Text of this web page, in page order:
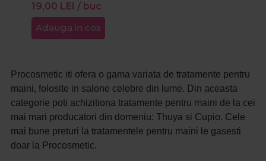
19,00 LEI / buc
Adauga in cos
Procosmetic iti ofera o gama variata de tratamente pentru
maini, folosite in salone celebre din lume. Din aceasta
categorie poti achizitiona tratamente pentru maini de la cei
mai mari producatori din domeniu: Thuya si Cupio. Cele
mai bune preturi la tratamentele pentru maini le gasesti
doar la Procosmetic.